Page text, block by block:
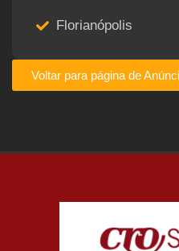
Florianópolis
Voltar para página de